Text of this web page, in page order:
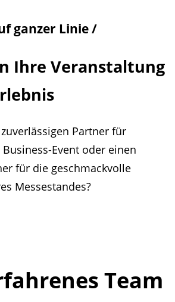
ganzer Linie /
Ihre Veranstaltung
Partner für
Event oder einen
für die geschmackvolle
Messestandes?
Team